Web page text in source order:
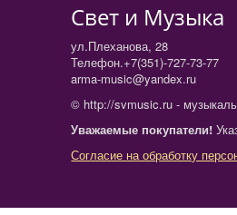
Свет и Музыка
ул.Плеханова, 28
Телефон.+7(351)-727-73-77
arma-music@yandex.ru
© http://svmusic.ru -
Уважаемые покупатели!
Согласие на обработку